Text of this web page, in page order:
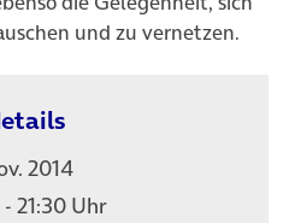
und zu vernetzen.
2014
19:00 - 21:30 Uhr